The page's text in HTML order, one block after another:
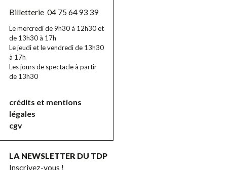
Billetterie 04 75 64 93 39
Le mercredi de 9h30 à 12h30 et
de 13h30 à 17h
Le jeudi et le vendredi de 13h30
à 17h
Les jours de spectacle à partir
de 13h30
crédits et mentions
légales
cgv
LA NEWSLETTER DU TDP
Inscrivez-vous !